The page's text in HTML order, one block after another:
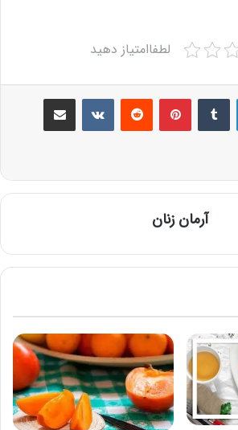
لطفاامتیاز دهید
LinkedIn
Tumblr
Pinterest
Reddit
VKontakte
Share via Email
آرمان زنان